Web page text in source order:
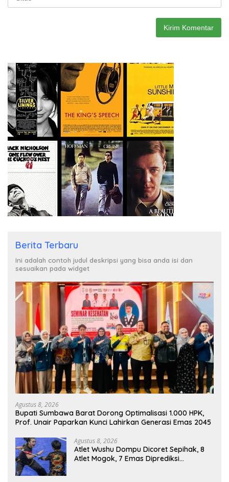
Berita Terbaru
Ini adalah contoh judul deskripsi yang bisa anda isi dan
sesuaikan pada widget
Agustus 8, 2026
Bupati Sumbawa Barat Dorong Optimalisasi 1.000 HPK,
Prof. Unair Paparkan Kunci Lahirkan Generasi Emas 2045
Agustus 8, 2026
Atlet Wushu Dompu Dicoret Sepihak, 8
Atlet Mogok, 7 Emas Diprediksi